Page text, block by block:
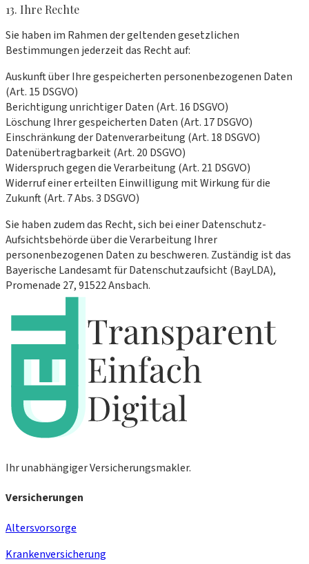
13. Ihre Rechte
Sie haben im Rahmen der geltenden gesetzlichen
Bestimmungen jederzeit das Recht auf:
Auskunft über Ihre gespeicherten personenbezogenen Daten
(Art. 15 DSGVO)
Berichtigung unrichtiger Daten (Art. 16 DSGVO)
Löschung Ihrer gespeicherten Daten (Art. 17 DSGVO)
Einschränkung der Datenverarbeitung (Art. 18 DSGVO)
Datenübertragbarkeit (Art. 20 DSGVO)
Widerspruch gegen die Verarbeitung (Art. 21 DSGVO)
Widerruf einer erteilten Einwilligung mit Wirkung für die
Zukunft (Art. 7 Abs. 3 DSGVO)
Sie haben zudem das Recht, sich bei einer Datenschutz-
Aufsichtsbehörde über die Verarbeitung Ihrer
personenbezogenen Daten zu beschweren. Zuständig ist das
Bayerische Landesamt für Datenschutzaufsicht (BayLDA),
Promenade 27, 91522 Ansbach.
Ihr unabhängiger Versicherungsmakler.
Versicherungen
Altersvorsorge
Krankenversicherung